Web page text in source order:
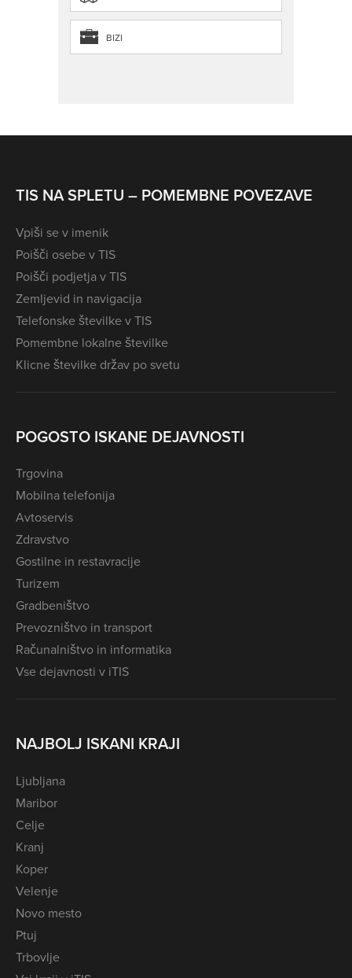
BIZI
TIS NA SPLETU – POMEMBNE POVEZAVE
Vpiši se v imenik
Poišči osebe v TIS
Poišči podjetja v TIS
Zemljevid in navigacija
Telefonske številke v TIS
Pomembne lokalne številke
Klicne številke držav po svetu
POGOSTO ISKANE DEJAVNOSTI
Trgovina
Mobilna telefonija
Avtoservis
Zdravstvo
Gostilne in restavracije
Turizem
Gradbeništvo
Prevozništvo in transport
Računalništvo in informatika
Vse dejavnosti v iTIS
NAJBOLJ ISKANI KRAJI
Ljubljana
Maribor
Celje
Kranj
Koper
Velenje
Novo mesto
Ptuj
Trbovlje